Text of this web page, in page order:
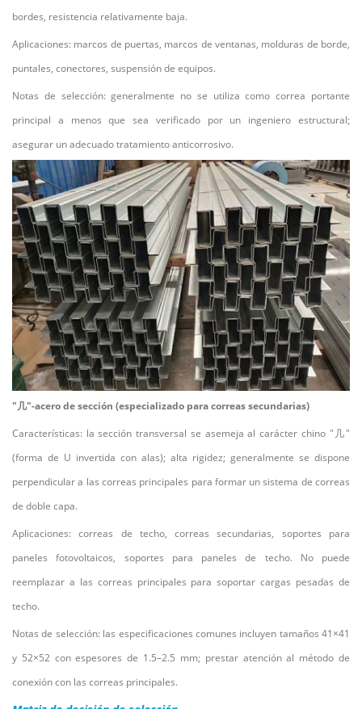
bordes, resistencia relativamente baja.
Aplicaciones: marcos de puertas, marcos de ventanas, molduras de borde,
puntales, conectores, suspensión de equipos.
Notas de selección: generalmente no se utiliza como correa portante
principal a menos que sea verificado por un ingeniero estructural;
asegurar un adecuado tratamiento anticorrosivo.
"几"-acero de sección (especializado para correas secundarias)
Características: la sección transversal se asemeja al carácter chino " 几"
(forma de U invertida con alas); alta rigidez; generalmente se dispone
perpendicular a las correas principales para formar un sistema de correas
de doble capa.
Aplicaciones: correas de techo, correas secundarias, soportes para
paneles fotovoltaicos, soportes para paneles de techo. No puede
reemplazar a las correas principales para soportar cargas pesadas de
techo.
Notas de selección: las especificaciones comunes incluyen tamaños 41×41
y 52×52 con espesores de 1.5–2.5 mm; prestar atención al método de
conexión con las correas principales.